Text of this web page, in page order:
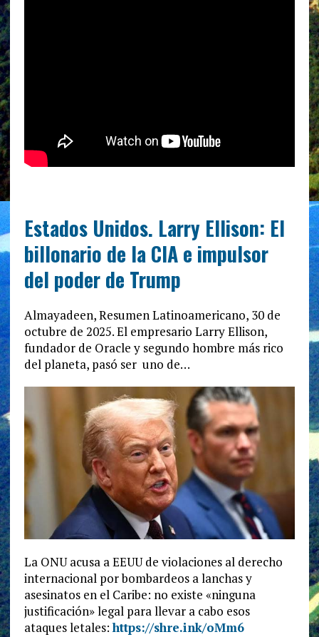
Estados Unidos. Larry Ellison: El
billonario de la CIA e impulsor
del poder de Trump
Almayadeen, Resumen Latinoamericano, 30 de
octubre de 2025. El empresario Larry Ellison,
fundador de Oracle y segundo hombre más rico
del planeta, pasó ser uno de…
La ONU acusa a EEUU de violaciones al derecho
internacional por bombardeos a lanchas y
asesinatos en el Caribe: no existe «ninguna
justificación» legal para llevar a cabo esos
ataques letales:https://shre.ink/oMm6